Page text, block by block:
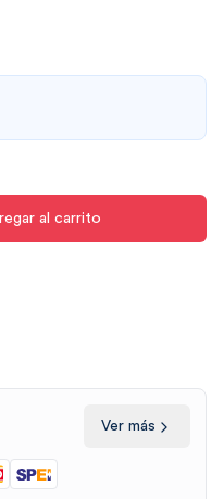
al carrito
Ver más